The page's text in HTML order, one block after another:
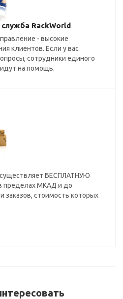
RackWorld
- высокие
клиентов. Если у вас
сотрудники единого
на помощь.
БЕСПЛАТНУЮ
пределах МКАД и до
заказов, стоимость которых